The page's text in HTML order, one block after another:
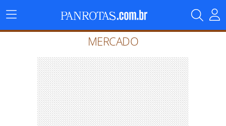
Menu
Principal
MERCADO